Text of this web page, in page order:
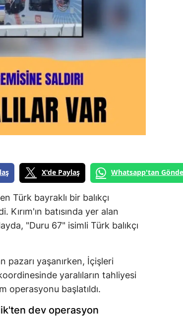
X'de Paylaş Whatsapp'tan
Türk bayraklı bir balıkçı
Kırım'ın batısında yer alan
"Duru 67" isimli Türk balıkçı
pazarı yaşanırken, İçişleri
yaralıların tahliyesi
operasyonu başlatıldı.
dev operasyon